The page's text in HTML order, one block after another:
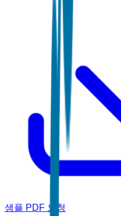
샘플 PDF 요청